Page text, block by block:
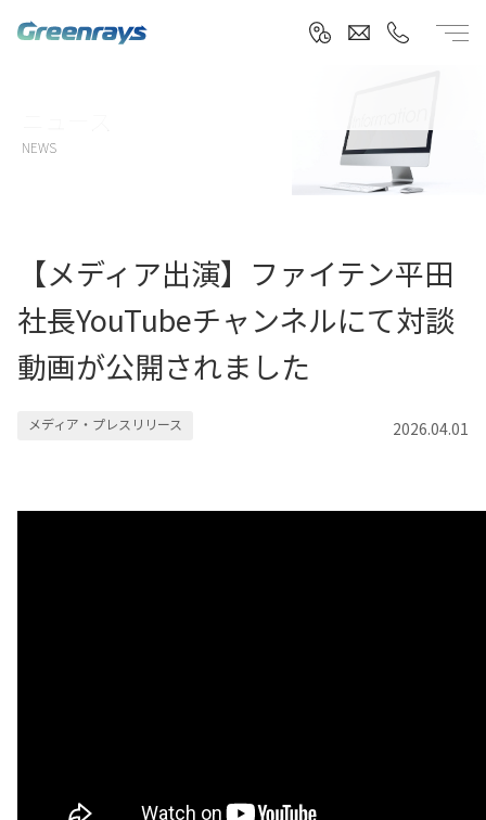
Greenrays 株式会社グリーンレイズ輻射
NEWS
【メディア出演】ファイテン平田
社長YouTubeチャンネルにて対談
動画が公開されました
メディア・プレスリリース 2026.04.01